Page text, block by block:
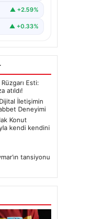
olarak…
▲ +2.59%
▲ +0.33%
Esti:
atıldı!
İletişimin
Deneyimi
Konut
kendi kendini
tansiyonu